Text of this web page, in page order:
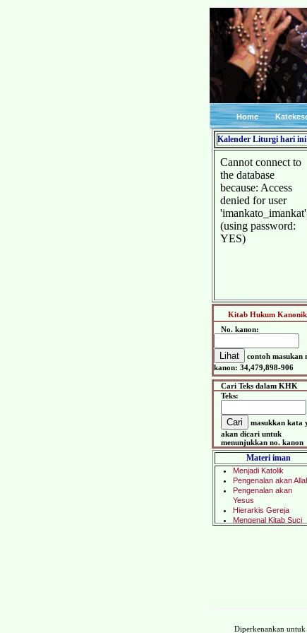
Home
Kalender Liturgi hari ini
Kitab Hukum Kanonik
No. kanon:
contoh masukan
kanon: 34,479,898-906
Cari Teks dalam KHK
Teks:
masukkan kata
akan dicari untuk
menunjukkan no. kanon
Materi iman
Diperkenankan untuk